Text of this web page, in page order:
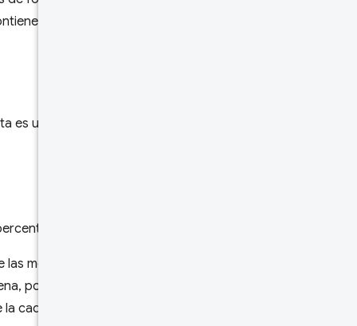
información sobre las
es una clase general de
y fracciones.
métricas
por lo que no se
cadena).